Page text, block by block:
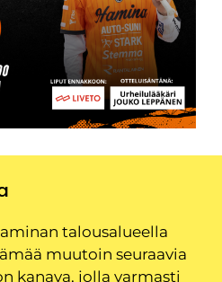
talousalueella
muutoin seuraavia
kanava, jolla varmasti